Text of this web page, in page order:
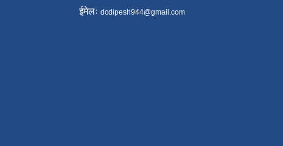
ईमेलः dcdipesh944@gmail.com